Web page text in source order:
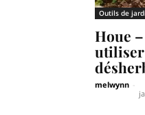
Outils de
Houe
utiliser
melwynn